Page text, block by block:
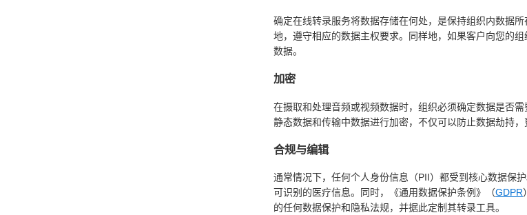
确定在线转录服务将数据存储在何处，是保持组织内数据
地，遵守相应的数据主权要求。同样地，如果客户向您的
数据。
加密
在摄取和处理音频或视频数据时，组织必须确定数据是否
静态数据和传输中数据进行加密，不仅可以防止数据劫持，
合规与编辑
通常情况下，任何个人身份信息（PII）都受到核心数据保
可识别的医疗信息。同时，《通用数据保护条例》（GDPR
的任何数据保护和隐私法规，并据此定制其转录工具。